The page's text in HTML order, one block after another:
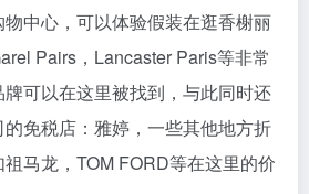
中心，可以体验假装在逛香榭丽
Pairs，Lancaster Paris等非常
可以在这里被找到，与此同时还
免税店：雅婷，一些其他地方折
马龙，TOM FORD等在这里的价